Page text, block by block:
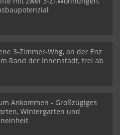
3-Zimmer-Whg, an der Enz
Rand der Innenstadt, frei ab
Ankommen - Großzügiges
Wintergarten und